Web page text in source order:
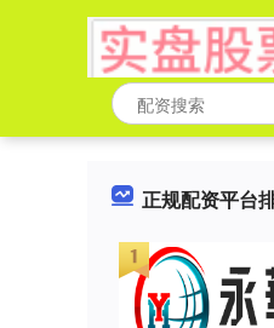
正规配资平台